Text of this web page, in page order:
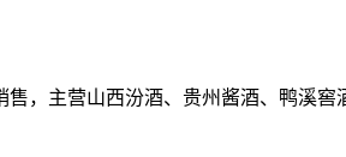
，主营山西汾酒、贵州酱酒、鸭溪